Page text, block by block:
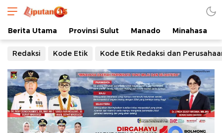
Berita Utama Provinsi Sulut Manado Minahasa
Redaksi Kode Etik Kode Etik Redaksi dan